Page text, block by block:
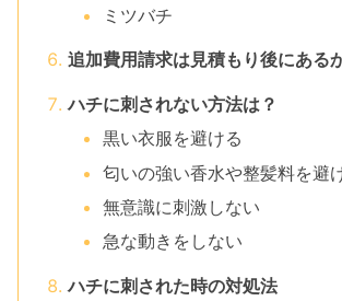
ミツバチ
追加費用請求は見積もり後にある
ハチに刺されない方法は？
黒い衣服を避ける
匂いの強い香水や整髪料を避
無意識に刺激しない
急な動きをしない
ハチに刺された時の対処法